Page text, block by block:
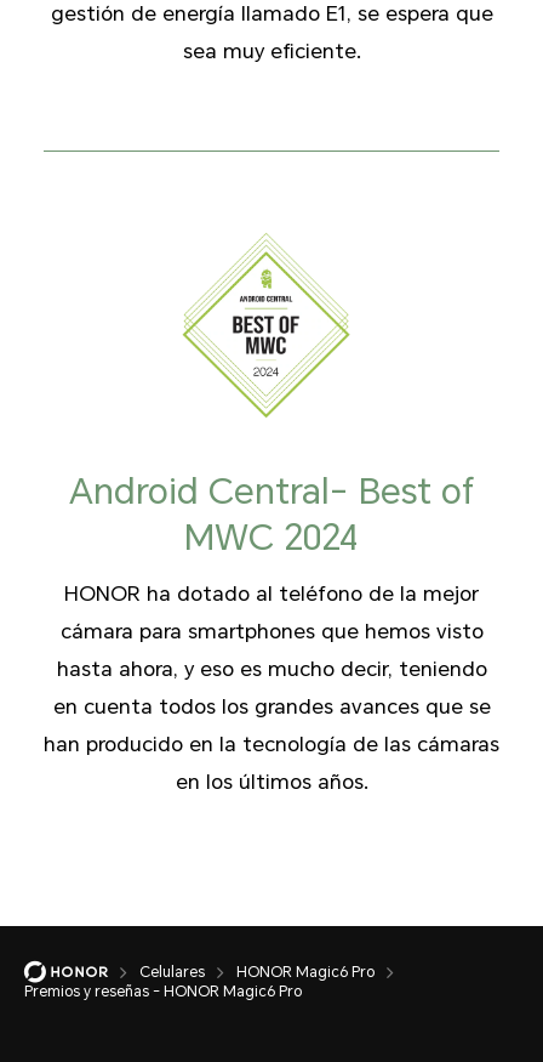
gestión de energía llamado E1, se espera que
sea muy eficiente.
Android Central- Best of
MWC 2024
HONOR ha dotado al teléfono de la mejor
cámara para smartphones que hemos visto
hasta ahora, y eso es mucho decir, teniendo
en cuenta todos los grandes avances que se
han producido en la tecnología de las cámaras
en los últimos años.
Celulares
HONOR Magic6 Pro
Premios y reseñas - HONOR Magic6 Pro